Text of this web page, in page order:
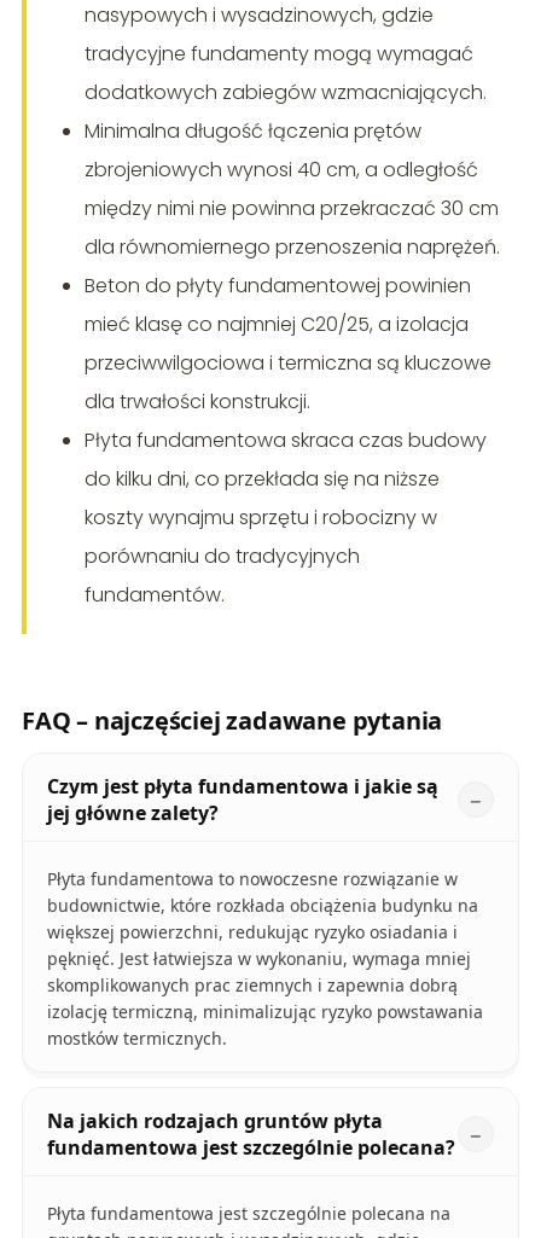
nasypowych i wysadzinowych, gdzie
tradycyjne fundamenty mogą wymagać
dodatkowych zabiegów wzmacniających.
Minimalna długość łączenia prętów
zbrojeniowych wynosi 40 cm, a odległość
między nimi nie powinna przekraczać 30 cm
dla równomiernego przenoszenia naprężeń.
Beton do płyty fundamentowej powinien
mieć klasę co najmniej C20/25, a izolacja
przeciwwilgociowa i termiczna są kluczowe
dla trwałości konstrukcji.
Płyta fundamentowa skraca czas budowy
do kilku dni, co przekłada się na niższe
koszty wynajmu sprzętu i robocizny w
porównaniu do tradycyjnych
fundamentów.
FAQ – najczęściej zadawane pytania
Czym jest płyta fundamentowa i jakie są
jej główne zalety?
Płyta fundamentowa to nowoczesne rozwiązanie w
budownictwie, które rozkłada obciążenia budynku na
większej powierzchni, redukując ryzyko osiadania i
pęknięć. Jest łatwiejsza w wykonaniu, wymaga mniej
skomplikowanych prac ziemnych i zapewnia dobrą
izolację termiczną, minimalizując ryzyko powstawania
mostków termicznych.
Na jakich rodzajach gruntów płyta
fundamentowa jest szczególnie polecana?
Płyta fundamentowa jest szczególnie polecana na